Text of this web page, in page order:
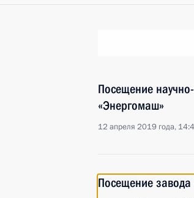
Посещение
«Энергомаш»
12 апреля 2019 года,
Посещение